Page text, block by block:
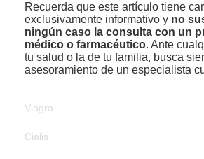
Recuerda que este artículo tiene
exclusivamente informativo y no
ningún caso la consulta con un
médico o farmacéutico. Ante
tu salud o la de tu familia, busca
asesoramiento de un especialista
Viagra
Cialis